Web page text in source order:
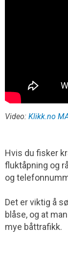
Video: Klikk.no
Hvis du fisker
fluktåpning og
og
Det er viktig å
blåse, og at
mye båttrafikk.